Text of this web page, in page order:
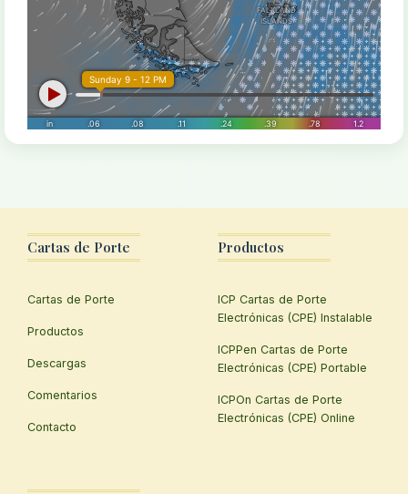
Cartas de Porte
Cartas de Porte
Productos
Descargas
Comentarios
Contacto
Productos
ICP Cartas de Porte
Electrónicas (CPE) Instalable
ICPPen Cartas de Porte
Electrónicas (CPE) Portable
ICPOn Cartas de Porte
Electrónicas (CPE) Online